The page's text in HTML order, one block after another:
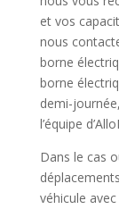
et vos
nous
borne
borne
demi-
l’équipe
Dans le cas
véhicule